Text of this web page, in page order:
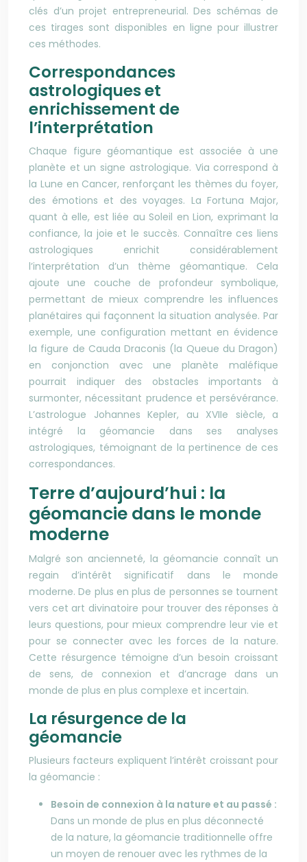
clés d’un projet entrepreneurial. Des schémas de
ces tirages sont disponibles en ligne pour illustrer
ces méthodes.
Correspondances
astrologiques et
enrichissement de
l’interprétation
Chaque figure géomantique est associée à une
planète et un signe astrologique. Via correspond à
la Lune en Cancer, renforçant les thèmes du foyer,
des émotions et des voyages. La Fortuna Major,
quant à elle, est liée au Soleil en Lion, exprimant la
confiance, la joie et le succès. Connaître ces liens
astrologiques enrichit considérablement
l’interprétation d’un thème géomantique. Cela
ajoute une couche de profondeur symbolique,
permettant de mieux comprendre les influences
planétaires qui façonnent la situation analysée. Par
exemple, une configuration mettant en évidence
la figure de Cauda Draconis (la Queue du Dragon)
en conjonction avec une planète maléfique
pourrait indiquer des obstacles importants à
surmonter, nécessitant prudence et persévérance.
L’astrologue Johannes Kepler, au XVIIe siècle, a
intégré la géomancie dans ses analyses
astrologiques, témoignant de la pertinence de ces
correspondances.
Terre d’aujourd’hui : la
géomancie dans le monde
moderne
Malgré son ancienneté, la géomancie connaît un
regain d’intérêt significatif dans le monde
moderne. De plus en plus de personnes se tournent
vers cet art divinatoire pour trouver des réponses à
leurs questions, pour mieux comprendre leur vie et
pour se connecter avec les forces de la nature.
Cette résurgence témoigne d’un besoin croissant
de sens, de connexion et d’ancrage dans un
monde de plus en plus complexe et incertain.
La résurgence de la
géomancie
Plusieurs facteurs expliquent l’intérêt croissant pour
la géomancie :
Besoin de connexion à la nature et au passé :
Dans un monde de plus en plus déconnecté
de la nature, la géomancie traditionnelle offre
un moyen de renouer avec les rythmes de la